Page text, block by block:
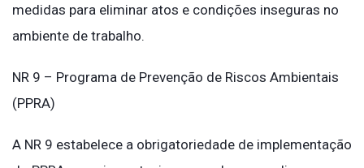
medidas para eliminar atos e condições inseguras no
ambiente de trabalho.
NR 9 – Programa de Prevenção de Riscos Ambientais
(PPRA)
A NR 9 estabelece a obrigatoriedade de implementação